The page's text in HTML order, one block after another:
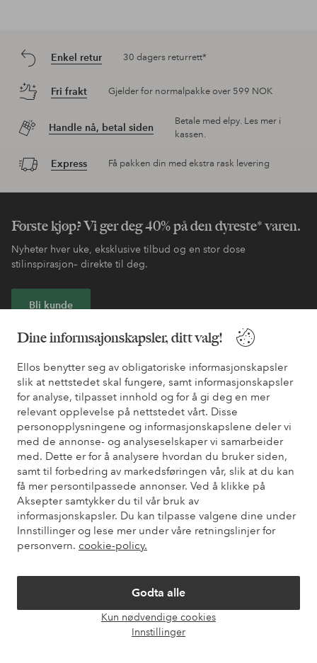
Dine informsajonskapsler, ditt valg!
Ellos benytter seg av obligatoriske informasjonskapsler
slik at nettstedet skal fungere, samt informasjonskapsler
for analyse, tilpasset innhold og for å gi deg en mer
relevant opplevelse på nettstedet vårt. Disse
personopplysningene og informasjonskapslene deler vi
med de annonse- og analyseselskaper vi samarbeider
med. Dette er for å analysere hvordan du bruker siden,
samt til forbedring av markedsføringen vår, slik at du kan
få mer persontilpassede annonser. Ved å klikke på
Aksepter samtykker du til vår bruk av
informasjonskapsler. Du kan tilpasse valgene dine under
Innstillinger og lese mer under våre retningslinjer for
personvern. cookie-policy.
Godta alle
Kun nødvendige cookies
Innstillinger
Enkel retur 30 dagers returrett*
Fri frakt Gjelder for normalpakke over 599 NOK
Handle nå, betal siden
Betale med elpy. Les mer i
kassen.
Express Få pakken din med ekstra rask levering
Første kjøp? Vi ger deg 40% på den dyreste* varen.
Nyheter hver uke, eksklusive tilbud og en stor dose
stilinspirasjon– direkte til deg.
Bli kunde
* Se tilbudsvilkår ved registrering
Trenger du hjelp?
Du finner svar på de vanligste spørsmålene i vår FAQ. Du finner
også informasjon om hvordan du kan kontakte oss.
Kundeservice Bestilling Betalingsmåte
Mine sider